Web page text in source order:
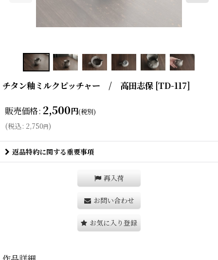
チタン釉ミルクピッチャー / 高田志保 [TD-117]
販売価格: 2,500円(税別)
(税込: 2,750円)
返品特約に関する重要事項
再入荷
お問い合わせ
お気に入り登録